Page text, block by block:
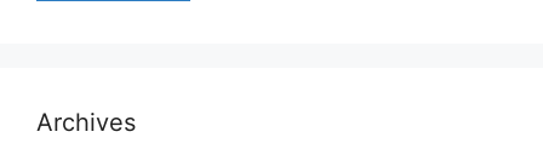
Archives